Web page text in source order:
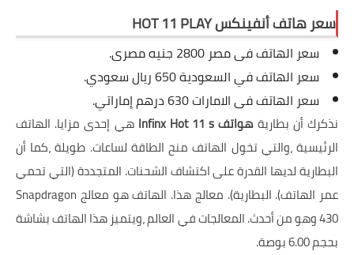
سعر هاتف أنفينكس HOT 11 PLAY
سعر الهاتف فى مصر 2800 جنيه مصرى.
سعر الهاتف في السعودية 650 ريال سعودي.
سعر الهاتف فى الامارات 630 درهم إماراتي.
نذكرك أن بطاريةهواتف Infinx Hot 11 s
هي إحدى مزايا. الهاتف
الرئيسية ،والتي تخول الهاتف منح الطاقة لساعات. طويلة ،كما أن
البطارية لديها القدرة على اكتشاف الشحنات. المتجددة (التي تحمي
عمر الهاتف). البطارية). معالج هذا. الهاتف هو معالج Snapdragon
430 وهو من أحدث. المعالجات في العالم ،ويتميز هذا الهاتف بشاشة
بحجم 6.00 بوصة.